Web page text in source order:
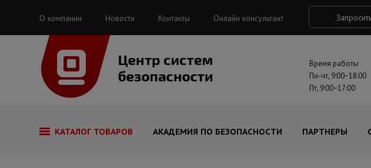
О компании Новости Контакты Онлайн консультант
Время работы
Пн-чт, 9:00−18:00
Пт, 9:00−17:00
КАТАЛОГ ТОВАРОВ АКАДЕМИЯ ПО БЕЗОПАСНОСТИ ПАРТНЕРЫ